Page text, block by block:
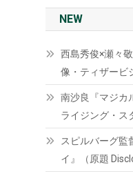
NEW
西島秀俊×瀬々
像・ティザービ
南沙良『マジカ
ライジング・ス
スピルバーグ監
イ』（原題